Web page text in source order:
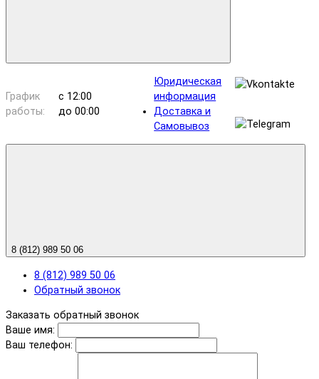
График
работы:
с 12:00
до 00:00
Юридическая
информация
Доставка и
Самовывоз
8 (812) 989 50 06
8 (812) 989 50 06
Обратный звонок
Заказать обратный звонок
Ваше имя:
Ваш телефон: